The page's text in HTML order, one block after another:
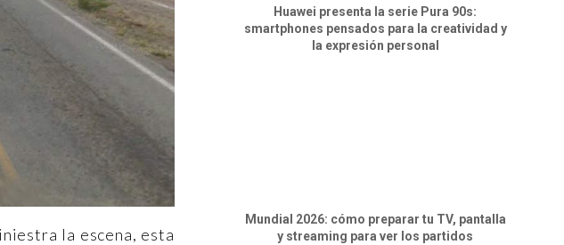
la escena, esta
Huawei presenta la serie Pura 90s:
smartphones pensados para la creatividad y
la expresión personal
Mundial 2026: cómo preparar tu TV, pantalla
y streaming para ver los partidos